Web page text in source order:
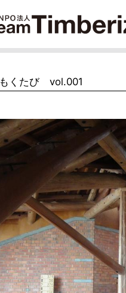
もくたび vol.001